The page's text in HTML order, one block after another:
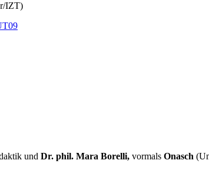
IZT)
und Dr. phil. Mara Borelli, vormals Onasch